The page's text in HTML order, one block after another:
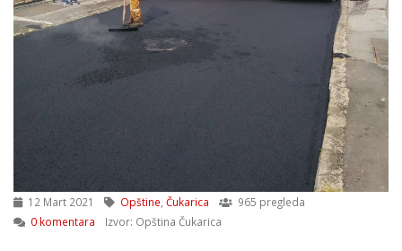
12 Mart 2021 Opštine, Čukarica
965 pregleda
0 komentara
Izvor: Opština Čukarica